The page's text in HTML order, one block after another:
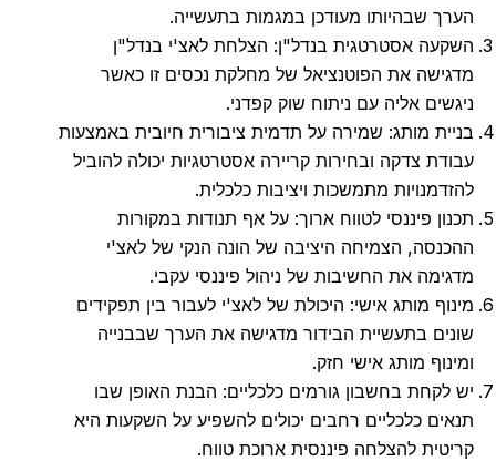
הערך שבהיותו מעודכן במגמות בתעשייה.
השקעה אסטרטגית בנדל"ן: הצלחת לאצ'י בנדל"ן
מדגישה את הפוטנציאל של מחלקת נכסים זו כאשר
ניגשים אליה עם ניתוח שוק קפדני.
בניית מותג: שמירה על תדמית ציבורית חיובית באמצעות
עבודת צדקה ובחירות קריירה אסטרטגיות יכולה להוביל
להזדמנויות מתמשכות ויציבות כלכלית.
תכנון פיננסי לטווח ארוך: על אף תנודות במקורות
ההכנסה, הצמיחה היציבה של הונה הנקי של לאצ'י
מדגימה את החשיבות של ניהול פיננסי עקבי.
מינוף מותג אישי: היכולת של לאצ'י לעבור בין תפקידים
שונים בתעשיית הבידור מדגישה את הערך שבבנייה
ומינוף מותג אישי חזק.
יש לקחת בחשבון גורמים כלכליים: הבנת האופן שבו
תנאים כלכליים רחבים יכולים להשפיע על השקעות היא
קריטית להצלחה פיננסית ארוכת טווח.